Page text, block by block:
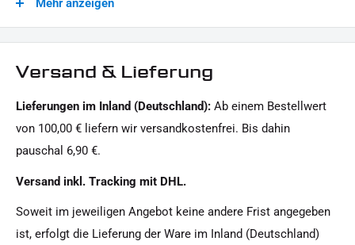
Dieses Angebot kann Beispielbilder enthalten, deren Inhalt über den Lieferumfang hinausgeht.
Modellreihe:
Oberfläche:
Mehr anzeigen
Versand & Lieferung
Lieferungen im Inland (Deutschland): Ab einem Bestellwert
von 100,00 € liefern wir versandkostenfrei. Bis dahin
pauschal 6,90 €.
Versand inkl. Tracking mit DHL.
Soweit im jeweiligen Angebot keine andere Frist angegeben
ist, erfolgt die Lieferung der Ware im Inland (Deutschland)